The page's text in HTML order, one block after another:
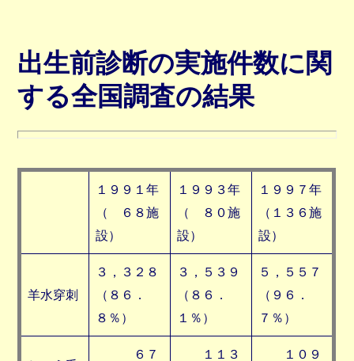
出生前診断の実施件数に関
する全国調査の結果
１９９１年
（ ６８施
設）
１９９３年
（ ８０施
設）
１９９７年
（１３６施
設）
羊水穿刺
３，３２８
（８６．
８％）
３，５３９
（８６．
１％）
５，５５７
（９６．
７％）
６７
１１３
１０９